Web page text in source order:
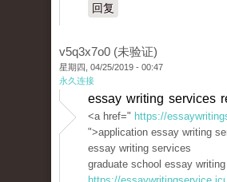
回复
v5q3x7o0 (未验证)
星期四, 04/25/2019 - 00:47
永久连接
essay writing services
<a href=" https://
">application essay writing
essay writing services
graduate school essay